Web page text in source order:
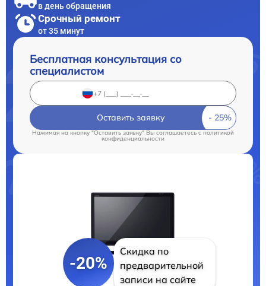
в день обращения
Срочный ремонт
от 35 минут
Бесплатная консультация со
специалистом
Оставить заявку
Нажимая на кнопку "Оставить заявку" Вы соглашаетесь c политикой
конфиденциальности
-20%
Скидка по
предварительной
записи на сайте